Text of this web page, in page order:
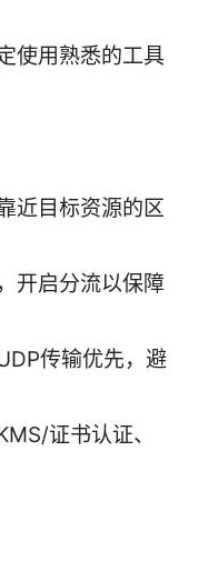
使用熟悉的工具
近目标资源的区
开启分流以保障
传输优先，避
证书认证、